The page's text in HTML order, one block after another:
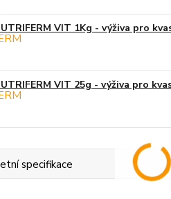
VIT 1Kg - výživa pro
VIT 25g - výživa pro
specifikace